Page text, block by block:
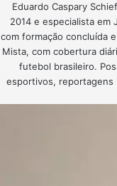
Eduardo Caspary
2014 e especialista em
com formação concluída
Mista, com cobertura
futebol brasileiro.
esportivos, reportagens